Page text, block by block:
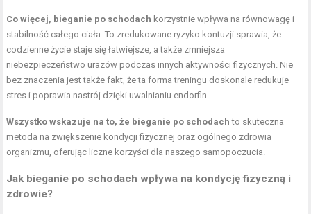
Co więcej, bieganie po schodach korzystnie wpływa na równowagę i
stabilność całego ciała. To zredukowane ryzyko kontuzji sprawia, że
codzienne życie staje się łatwiejsze, a także zmniejsza
niebezpieczeństwo urazów podczas innych aktywności fizycznych. Nie
bez znaczenia jest także fakt, że ta forma treningu doskonale redukuje
stres i poprawia nastrój dzięki uwalnianiu endorfin.
Wszystko wskazuje na to, że bieganie po schodach to skuteczna
metoda na zwiększenie kondycji fizycznej oraz ogólnego zdrowia
organizmu, oferując liczne korzyści dla naszego samopoczucia.
Jak bieganie po schodach wpływa na kondycję fizyczną i
zdrowie?